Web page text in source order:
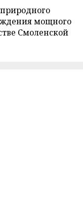
мощного
Смоленской